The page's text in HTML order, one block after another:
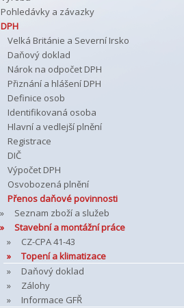
Pohledávky a závazky
DPH
Velká Británie a Severní Irsko
Daňový doklad
Nárok na odpočet DPH
Přiznání a hlášení DPH
Definice osob
Identifikovaná osoba
Hlavní a vedlejší plnění
Registrace
DIČ
Výpočet DPH
Osvobozená plnění
Přenos daňové povinnosti
Seznam zboží a služeb
Stavební a montážní práce
CZ-CPA 41-43
Topení a klimatizace
Daňový doklad
Zálohy
Informace GFŘ